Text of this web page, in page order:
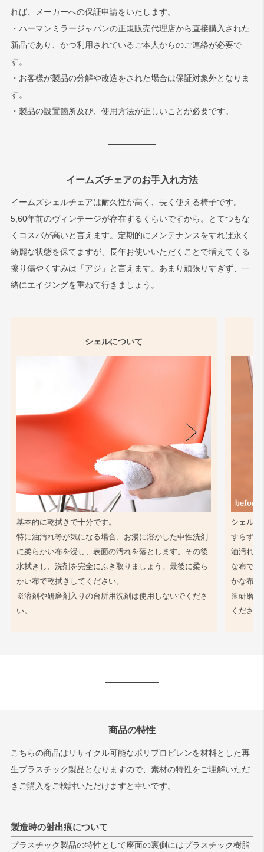
れば、メーカーへの保証申請をいたします。
・ハーマンミラージャパンの正規販売代理店から直接購入された
新品であり、かつ利用されているご本人からのご連絡が必要で
す。
・お客様が製品の分解や改造をされた場合は保証対象外となりま
す。
・製品の設置箇所及び、使用方法が正しいことが必要です。
イームズチェアのお手入れ方法
イームズシェルチェアは耐久性が高く、長く使える椅子です。
5,60年前のヴィンテージが存在するくらいですから。とてつもな
くコスパが高いと言えます。定期的にメンテナンスをすれば永く
綺麗な状態を保てますが、長年お使いいただくことで増えてくる
擦り傷やくすみは「アジ」と言えます。あまり頑張りすぎず、一
緒にエイジングを重ねて行きましょう。
シェルについて
基本的に乾拭きで十分です。
特に油汚れ等が気になる場合、お湯に溶かした中性洗剤
に柔らかい布を浸し、表面の汚れを落とします。その後
水拭きし、洗剤を完全にふき取りましょう。最後に柔ら
かい布で乾拭きしてください。
※溶剤や研磨剤入りの台所用洗剤は使用しないでくださ
い。
シェル同
すらず、
油汚れ等
な布で軽
かな布で
※研磨剤
ください
商品の特性
こちらの商品はリサイクル可能なポリプロピレンを材料とした再
生プラスチック製品となりますので、素材の特性をご理解いただ
きご購入をご検討いただけますと幸いです。
製造時の射出痕について
プラスチック製品の特性として座面の裏側にはプラスチック樹脂